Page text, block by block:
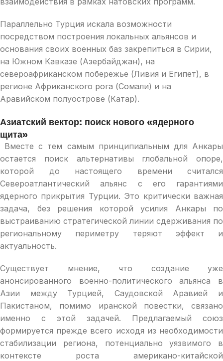
Параллельно Турция искала возможности
посредством построения локальных альянсов и
основания своих военных баз закрепиться в Сирии,
на Южном Кавказе (Азербайджан), на
североафриканском побережье (Ливия и Египет), в
регионе Африканского рога (Сомали) и на
Аравийском полуострове (Катар).
Азиатский вектор: поиск нового «ядерного
щита»
Вместе с тем самым принципиальным для Анкары
остается поиск альтернативы глобальной опоре,
которой до настоящего времени считался
Североатлантический альянс с его гарантиями
ядерного прикрытия Турции. Это критически важная
задача, без решения которой усилия Анкары по
выстраиванию стратегической линии сдерживания по
региональному периметру теряют эффект и
актуальность.
Существует мнение, что создание уже
анонсированного военно-политического альянса в
Азии между Турцией, Саудовской Аравией и
Пакистаном, помимо иранской повестки, связано
именно с этой задачей. Предлагаемый союз
формируется прежде всего исходя из необходимости
стабилизации региона, потенциально уязвимого в
контексте роста американо-китайской